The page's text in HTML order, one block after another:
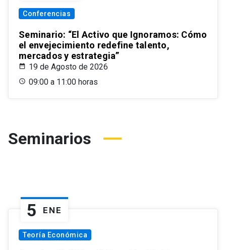
Conferencias
Seminario: “El Activo que Ignoramos: Cómo
el envejecimiento redefine talento,
mercados y estrategia”
19 de Agosto de 2026
09:00 a 11:00 horas
Seminarios
5 ENE
Teoría Económica